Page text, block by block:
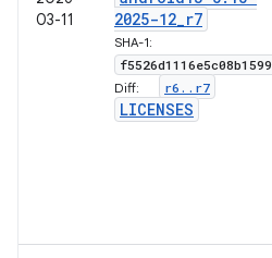
03-11
2025-12_r7
SHA-1:
f5526d1116e5c08b1599
Diff: r6 . . r7
LICENSES